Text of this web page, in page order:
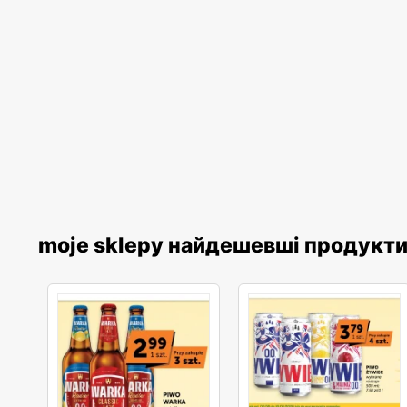
moje sklepy найдешевші продукти